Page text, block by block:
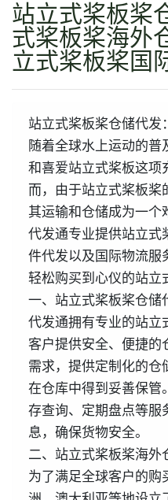
站立式桨板桨
式桨板桨海外
立式桨板桨国
站立式桨板桨仓储代发
随着全球水上运动的普
和喜爱站立式桨板这项
而，由于站立式桨板
其运输和仓储成为一个
代发通专业提供站立式
件代发以及国际物流服
轻松购买到心仪的站立
一、站立式桨板桨仓储
代发通拥有专业的站立
客户提供安全、便捷的
需求，提供定制化的仓
在仓库中得到妥善保管
存查询、定期盘点等服
息，确保货物安全。
二、站立式桨板桨海外
为了满足全球客户的